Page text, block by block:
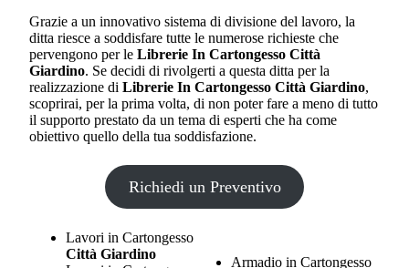
Grazie a un innovativo sistema di divisione del lavoro, la
ditta riesce a soddisfare tutte le numerose richieste che
pervengono per le Librerie In Cartongesso Città
Giardino. Se decidi di rivolgerti a questa ditta per la
realizzazione di Librerie In Cartongesso Città Giardino,
scoprirai, per la prima volta, di non poter fare a meno di tutto
il supporto prestato da un tema di esperti che ha come
obiettivo quello della tua soddisfazione.
Richiedi un Preventivo
Lavori in Cartongesso
Città Giardino
Armadio in Cartongesso